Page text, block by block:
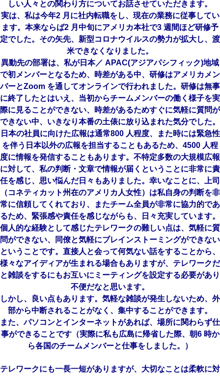
しい人々との関わり方についてお話させていただきます。
実は、私は今年2 月に社内転職をし、現在の業務に従事してい
ます。本来ならば2 月中旬にアメリカ本社で3 週間ほど研修予
定でした。その矢先、新型コロナウイルスの勢力が拡大し、渡
米できなくなりました。
異動先の部署は、私が日本／ APAC(アジアパシフィック)地域
で初メンバーとなるため、時差がある中、研修はアメリカメン
バーとZoom を通してオンラインで行われました。研修は無事
に終了したとはいえ、当初からチームメンバーの働く様子を実
際に見ることができない、時差があるためすぐに気軽に質問が
できない中、いきなり本番の土俵に放り込まれた気分でした。
日本の社員に向けた広報は通常800 人程度、また時には緊急性
を伴う日本以外の広報を担当することもあるため、4500 人程
度に情報を発信することもあります。不特定多数の大規模広報
に対して、私の判断・文章で情報が届くということに非常に責
任を感じ、思い悩んだ日々もありました。幸いなことに、上司
（コネティカット州在のアメリカ人女性）は私自身の判断を非
常に信頼してくれており、またチーム全員が非常に協力的であ
るため、緊張感や責任を感じながらも、日々充実しています。
個人的な経験として感じたテレワークの難しい点は、気軽に質
問ができない、同僚と気軽にブレインストーミングができない
ということです。直接人と会って何気ない話をすることから、
様々なアイディアが生まれる場合もありますが、テレワークだ
と雑談をするにもお互いにミーティングを設定する必要があり
不便だなと思います。
しかし、良い点もあります。気軽な雑談が発生しないため、外
部から中断されることがなく、集中することができます。
また、パソコンとインターネットがあれば、場所に関わらず仕
事ができることです（実際に私も広島に帰省した際、朝6 時か
ら各国のチームメンバーと仕事をしました。）
テレワークにも一長一短がありますが、大切なことは柔軟に対